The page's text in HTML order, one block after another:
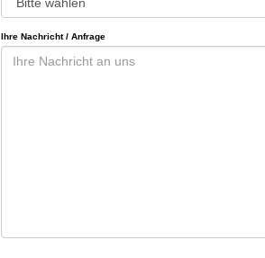
Ihre Nachricht / Anfrage